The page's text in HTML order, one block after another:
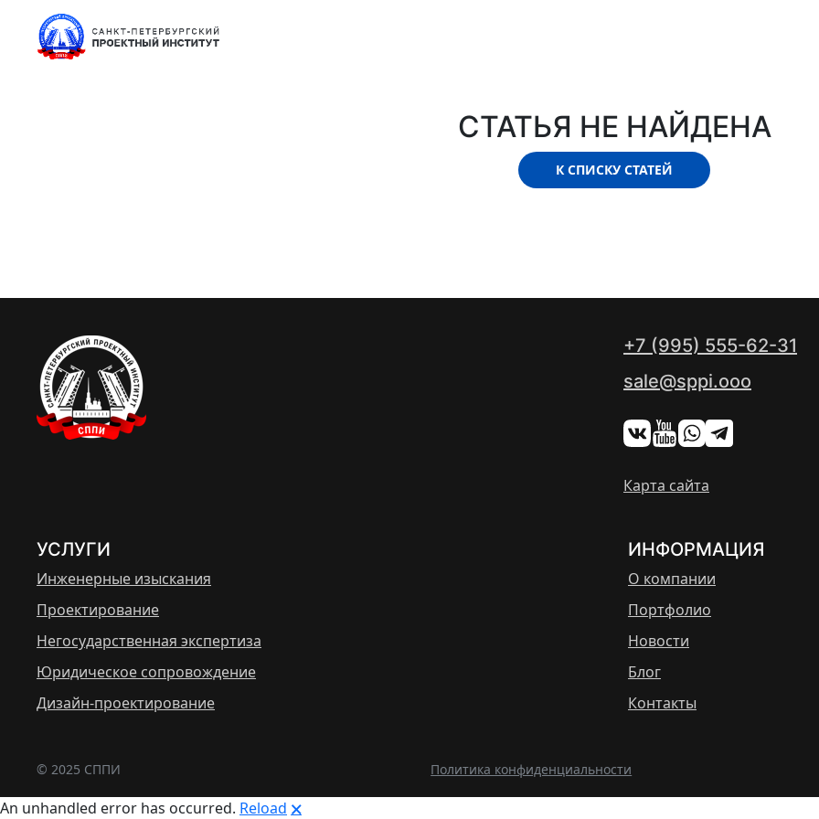
СТАТЬЯ НЕ НАЙДЕНА
К СПИСКУ СТАТЕЙ
+7 (995) 555-62-31
sale@sppi.ooo
Карта сайта
УСЛУГИ
Инженерные изыскания
Проектирование
Негосударственная экспертиза
Юридическое сопровождение
Дизайн-проектирование
ИНФОРМАЦИЯ
О компании
Портфолио
Новости
Блог
Контакты
© 2025 СППИ Политика конфиденциальности
An unhandled error has occurred. Reload 🗙